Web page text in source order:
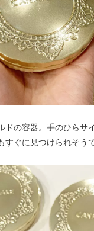
ドの容器。手のひらサ
ぐに見つけられそう